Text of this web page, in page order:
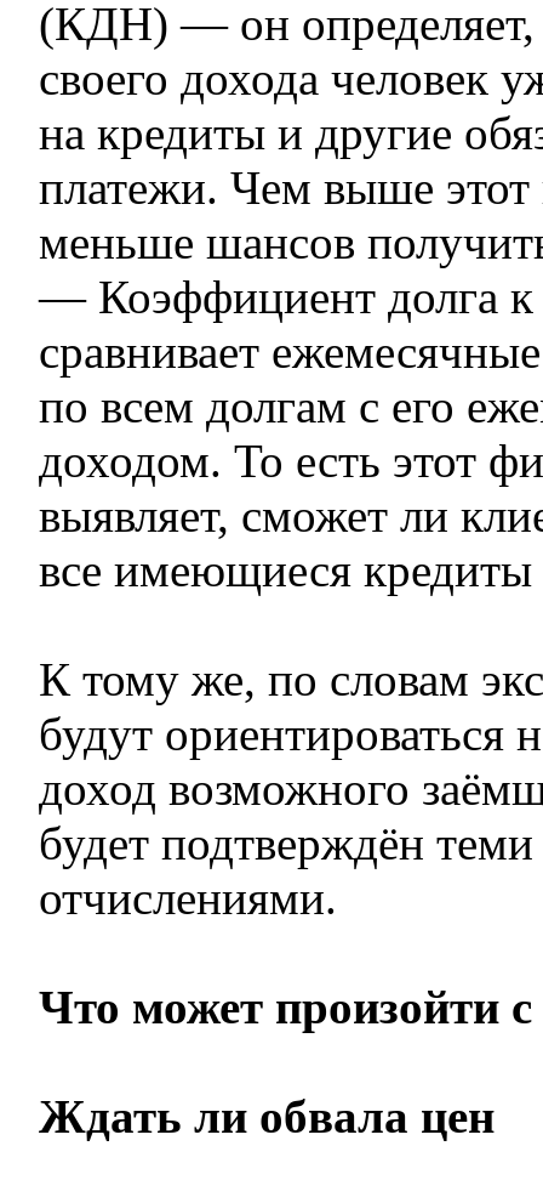
(КДН) — он определяет,
своего дохода человек
на кредиты и другие
платежи. Чем выше этот
меньше шансов
— Коэффициент долга
сравнивает
по всем долгам с его
доходом. То есть этот
выявляет, сможет ли
все имеющиеся
К тому же, по словам
будут ориентироваться
доход возможного
будет подтверждён
отчислениями.
Что может произойти
Ждать ли обвала цен